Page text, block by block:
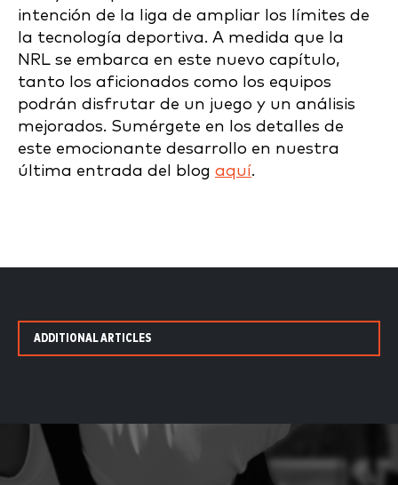
intención de la liga de ampliar los límites de
la tecnología deportiva. A medida que la
NRL se embarca en este nuevo capítulo,
tanto los aficionados como los equipos
podrán disfrutar de un juego y un análisis
mejorados. Sumérgete en los detalles de
este emocionante desarrollo en nuestra
última entrada del blog aquí.
ADDITIONAL ARTICLES